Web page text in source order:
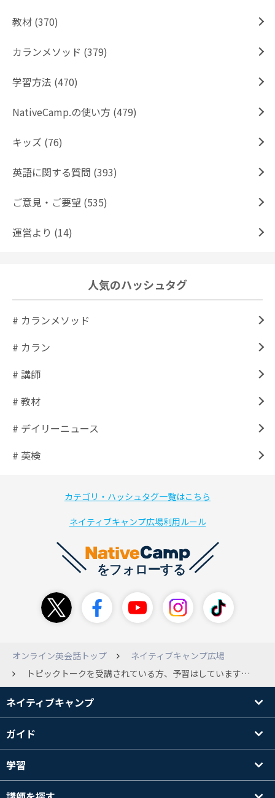
教材 (370)
カランメソッド (379)
学習方法 (470)
NativeCamp.の使い方 (479)
キッズ (76)
英語に関する質問 (393)
ご意見・ご要望 (535)
運営より (14)
人気のハッシュタグ
# カランメソッド
# カラン
# 講師
# 教材
# デイリーニュース
# 英検
カテゴリ・ハッシュタグ一覧はこちら
ネイティブキャンプ広場利用ルール
オンライン英会話トップ
ネイティブキャンプ広場
トピックトークを受講されている方、予習はしていますか？ 現在トピックトークの後半の方を受講しているのですが、知らない英単語が多くなってきてロープレまで進めないことが増えてきました。 単語の意味を英語で理解してその場で作文できる瞬発力も身につけたいと言う思いと、ロープレやディスカッションの方が英会話の練習になるから作文は作っておいてサクサク進めたい思いがあり予習をしようか迷っています。 そこで皆さんどのように受講しているか知りたいです。よろしくお願いします。
ネイティブキャンプ
ガイド
学習